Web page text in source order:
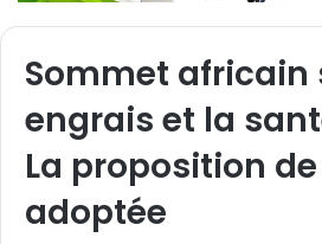
Sommet africain
engrais et la
La proposition de
adoptée